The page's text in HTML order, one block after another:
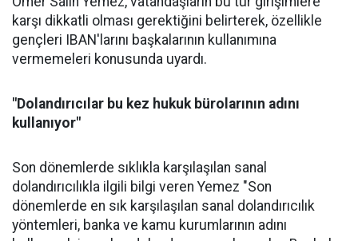
karşı dikkatli olması gerektiğini belirterek, özellikle
gençleri IBAN'larını başkalarının kullanımına
vermemeleri konusunda uyardı.
"Dolandırıcılar bu kez hukuk bürolarının adını
kullanıyor"
Son dönemlerde sıklıkla karşılaşılan sanal
dolandırıcılıkla ilgili bilgi veren Yemez "Son
dönemlerde en sık karşılaşılan sanal dolandırıcılık
yöntemleri, banka ve kamu kurumlarının adını